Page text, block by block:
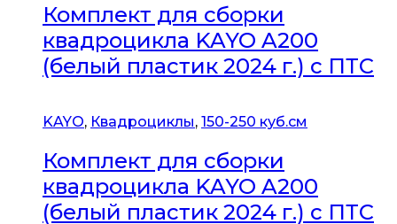
Комплект для сборки
квадроцикла KAYO A200
(белый пластик 2024 г.) с ПТС
KAYO, Квадроциклы, 150-250 куб.см
Комплект для сборки
квадроцикла KAYO A200
(белый пластик 2024 г.) с ПТС